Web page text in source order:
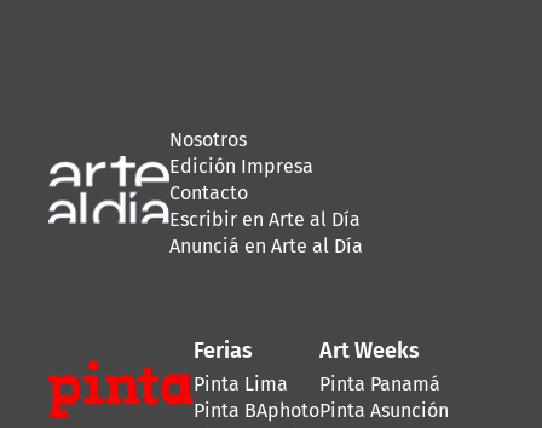
Nosotros
Edición Impresa
Contacto
Escribir en Arte al Día
Anunciá en Arte al Día
Ferias
Pinta Lima
Pinta BAphoto
Art Weeks
Pinta Panamá
Pinta Asunción